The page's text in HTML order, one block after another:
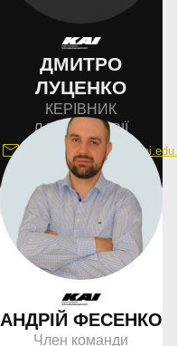
ДМИТРО
ЛУЦЕНКО
КЕРІВНИК
ЛАБОРАТОРІЇ
показати більше
АНДРІЙ ФЕСЕНКО
Член команди